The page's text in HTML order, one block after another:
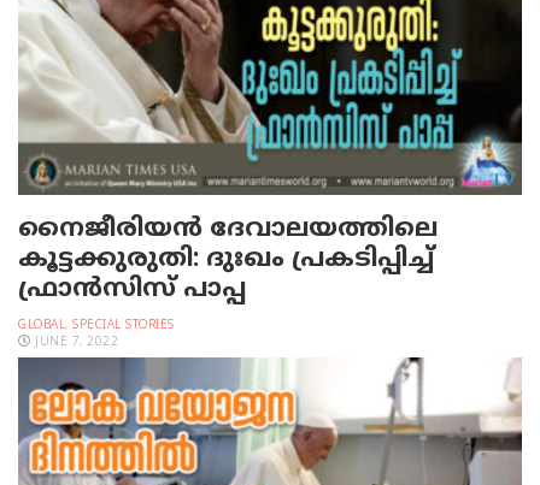
നൈജീരിയന്‍ ദേവാലയത്തിലെ
കൂട്ടക്കുരുതി: ദുഃഖം പ്രകടിപ്പിച്ച്
ഫ്രാന്‍സിസ് പാപ്പ
GLOBAL, SPECIAL STORIES
JUNE 7, 2022